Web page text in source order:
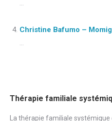
...
Christine Bafumo –
...
Thérapie familiale
La thérapie familiale